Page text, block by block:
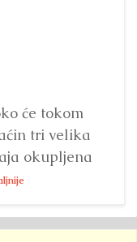
će tokom
tri velika
okupljena